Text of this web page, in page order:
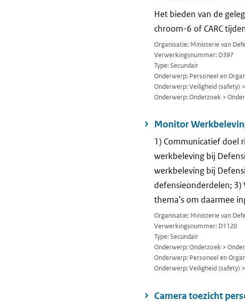
Het bieden van de
chroom-6 of CARC
Organisatie: Ministerie van
Verwerkingsnummer: D397
Type: Secundair
Onderwerp: Personeel en
Onderwerp: Veiligheid (safety)
Onderwerp: Onderzoek >
Monitor
1) Communicatief doel
werkbeleving bij
werkbeleving bij
defensieonderdelen; 3)
thema’s om daarmee
Organisatie: Ministerie van
Verwerkingsnummer: D1120
Type: Secundair
Onderwerp: Onderzoek >
Onderwerp: Personeel en
Onderwerp: Veiligheid (safety)
Camera toezicht